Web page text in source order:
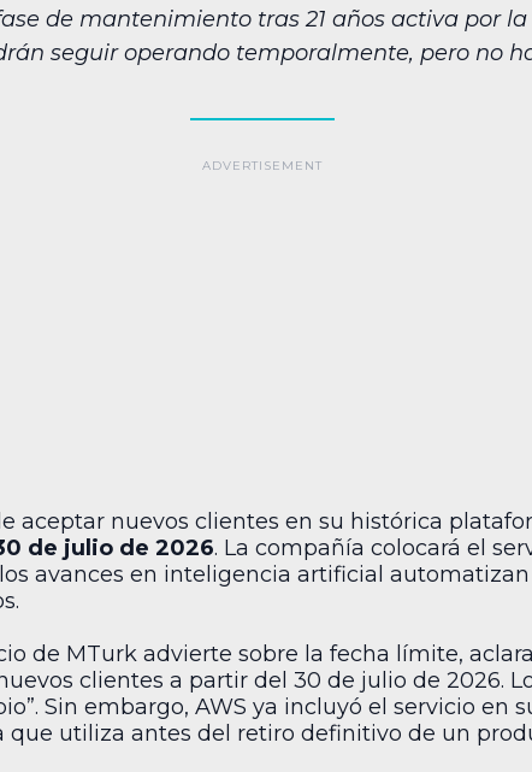
de mantenimiento tras 21 años activa por
seguir operando temporalmente, pero no
aceptar nuevos clientes en su histórica
de julio de 2026. La compañía colocará el
avances en inteligencia artificial
de MTurk advierte sobre la fecha límite,
clientes a partir del 30 de julio de 2026.
Sin embargo, AWS ya incluyó el servicio en
utiliza antes del retiro definitivo de un